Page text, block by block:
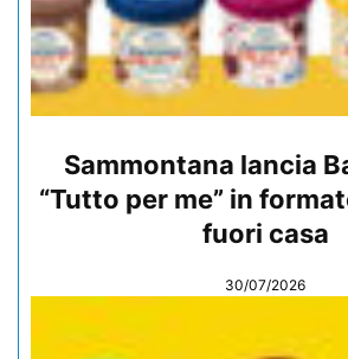
Sammontana lancia
“Tutto per me” in
fuori casa
30/07/2026